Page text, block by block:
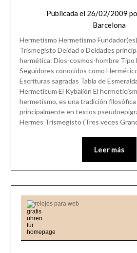
Publicada el 26/02/2009
Barcelona
Hermetismo Hermetismo
Trismegisto Deidad o Deidades
hermética: Dios-cosmos-hombre Tipo
Seguidores conocidos como
Escrituras sagradas Tabla de
Hermeticum El Kybalión El
hermetismo, es una tradición filosófica
principalmente en textos
Hermes Trismegisto (Tres veces
Leer más
relojes para web